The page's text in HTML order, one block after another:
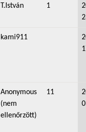
T.István 1
kami911
Anonymous
(nem
ellenőrzött)
11